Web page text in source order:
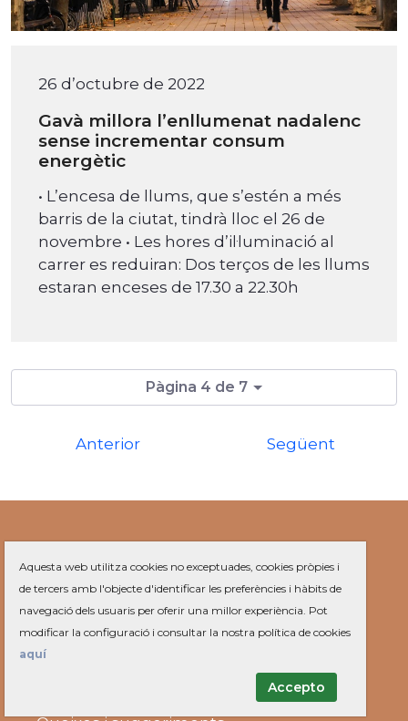
26 d’octubre de 2022
Gavà millora l’enllumenat nadalenc
sense incrementar consum
energètic
• L’encesa de llums, que s’estén a més
barris de la ciutat, tindrà lloc el 26 de
novembre • Les hores d’il·luminació al
carrer es reduiran: Dos terços de les llums
estaran enceses de 17.30 a 22.30h
Pàgina 4 de 7
Anterior Següent
SERVEIS
Farmàcies
Recollida mobles
OMIC
Ofertes de feina
Aquesta web utilitza cookies no exceptuades, cookies pròpies i
de tercers amb l'objecte d'identificar les preferències i hàbits de
navegació dels usuaris per oferir una millor experiència. Pot
modificar la configuració i consultar la nostra política de cookies
aquí
Accepto